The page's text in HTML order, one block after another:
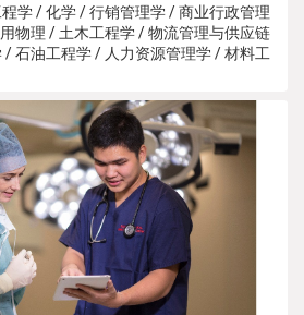
学 / 化学 / 行销管理学 / 商业行政管理
物理 / 土木工程学 / 物流管理与供应链
/ 石油工程学 / 人力资源管理学 / 材料工